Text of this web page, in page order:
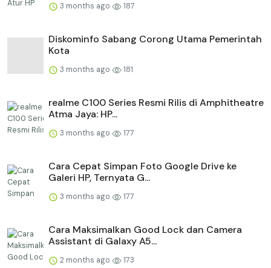
3 months ago 187
Diskominfo Sabang Corong Utama Pemerintah
Kota
3 months ago 181
realme C100 Series Resmi Rilis di Amphitheatre
Atma Jaya: HP...
3 months ago 177
Cara Cepat Simpan Foto Google Drive ke
Galeri HP, Ternyata G...
3 months ago 177
Cara Maksimalkan Good Lock dan Camera
Assistant di Galaxy A5...
2 months ago 173